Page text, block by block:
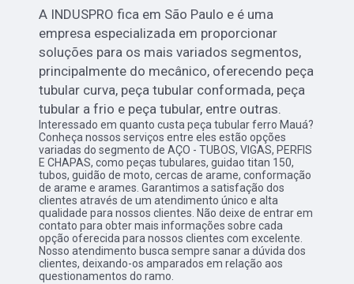
A INDUSPRO fica em São Paulo e é uma
empresa especializada em proporcionar
soluções para os mais variados segmentos,
principalmente do mecânico, oferecendo peça
tubular curva, peça tubular conformada, peça
tubular a frio e peça tubular, entre outras.
Interessado em quanto custa peça tubular ferro Mauá?
Conheça nossos serviços entre eles estão opções
variadas do segmento de AÇO - TUBOS, VIGAS, PERFIS
E CHAPAS, como peças tubulares, guidao titan 150,
tubos, guidão de moto, cercas de arame, conformação
de arame e arames. Garantimos a satisfação dos
clientes através de um atendimento único e alta
qualidade para nossos clientes. Não deixe de entrar em
contato para obter mais informações sobre cada
opção oferecida para nossos clientes com excelente.
Nosso atendimento busca sempre sanar a dúvida dos
clientes, deixando-os amparados em relação aos
questionamentos do ramo.